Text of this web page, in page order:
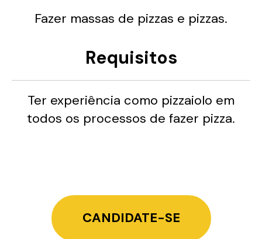
Fazer massas de pizzas e pizzas.
Requisitos
Ter experiência como pizzaiolo em
todos os processos de fazer pizza.
CANDIDATE-SE